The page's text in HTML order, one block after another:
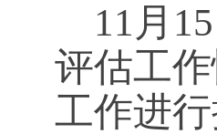
11 月
评估工
工作进